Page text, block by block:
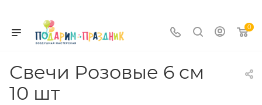
0
Свечи Розовые 6 см
10 шт